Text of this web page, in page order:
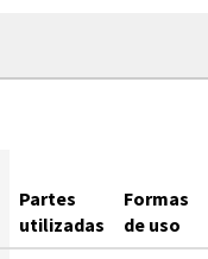
Partes
utilizadas
Formas
de uso